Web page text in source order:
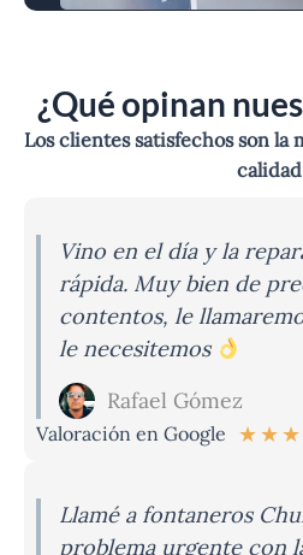
¿Qué opinan
Los clientes satisfechos son la
calidad
Vino en el día y la
rápida. Muy bien de
contentos, le
le necesitemos
Rafael Gómez
Valoración en Google ★★★
Llamé a fontaneros
problema urgente con